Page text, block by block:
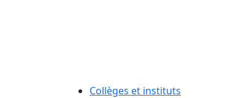
Collèges et instituts